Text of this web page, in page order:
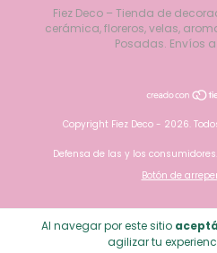
Al navegar por este sitio
agilizar tu
Fiez Deco – Tienda de
cerámica, floreros, velas,
Posadas. Envíos
Copyright Fiez Deco - 2026.
Defensa de las y los
Botón de